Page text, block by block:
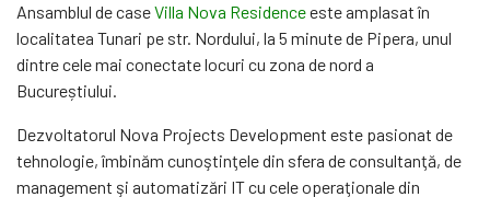
Ansamblul de caseVilla Nova Residenceeste amplasat în
localitatea Tunari pe str. Nordului, la 5 minute de Pipera, unul
dintre cele mai conectate locuri cu zona de nord a
Bucureștiului.
Dezvoltatorul Nova Projects Development este pasionat de
tehnologie, îmbinăm cunoştinţele din sfera de consultanţă, de
management şi automatizări IT cu cele operaţionale din